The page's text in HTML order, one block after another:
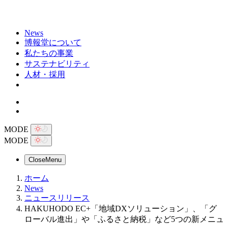
News
博報堂について
私たちの事業
サステナビリティ
人材・採用
MODE
MODE
CloseMenu
ホーム
News
ニュースリリース
HAKUHODO EC+「地域DXソリューション」、「グ
ローバル進出」や「ふるさと納税」など5つの新メニュ